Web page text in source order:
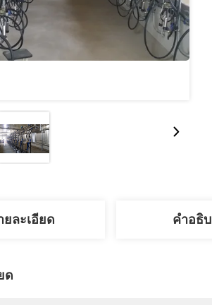
ละเอียด คําอธิ
ด